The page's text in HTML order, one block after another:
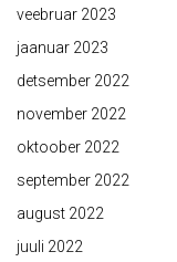
veebruar 2023
jaanuar 2023
detsember 2022
november 2022
oktoober 2022
september 2022
august 2022
juuli 2022